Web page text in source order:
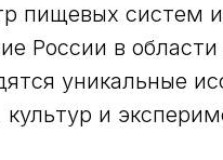
пищевых систем
России в
уникальные
и